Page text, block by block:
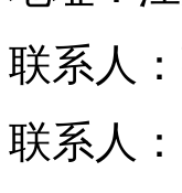
联系人
联系人：